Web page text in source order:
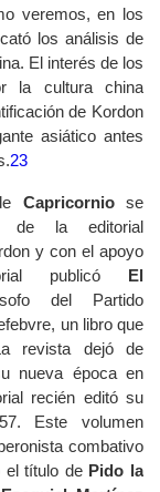
veremos, en los
los análisis de
El interés de los
la cultura china
de Kordon
asiático antes
23
Capricornio
se
de la editorial
y con el apoyo
publicó El
del Partido
un libro que
revista dejó de
nueva época en
recién editó su
Este volumen
combativo
el título de Pido la